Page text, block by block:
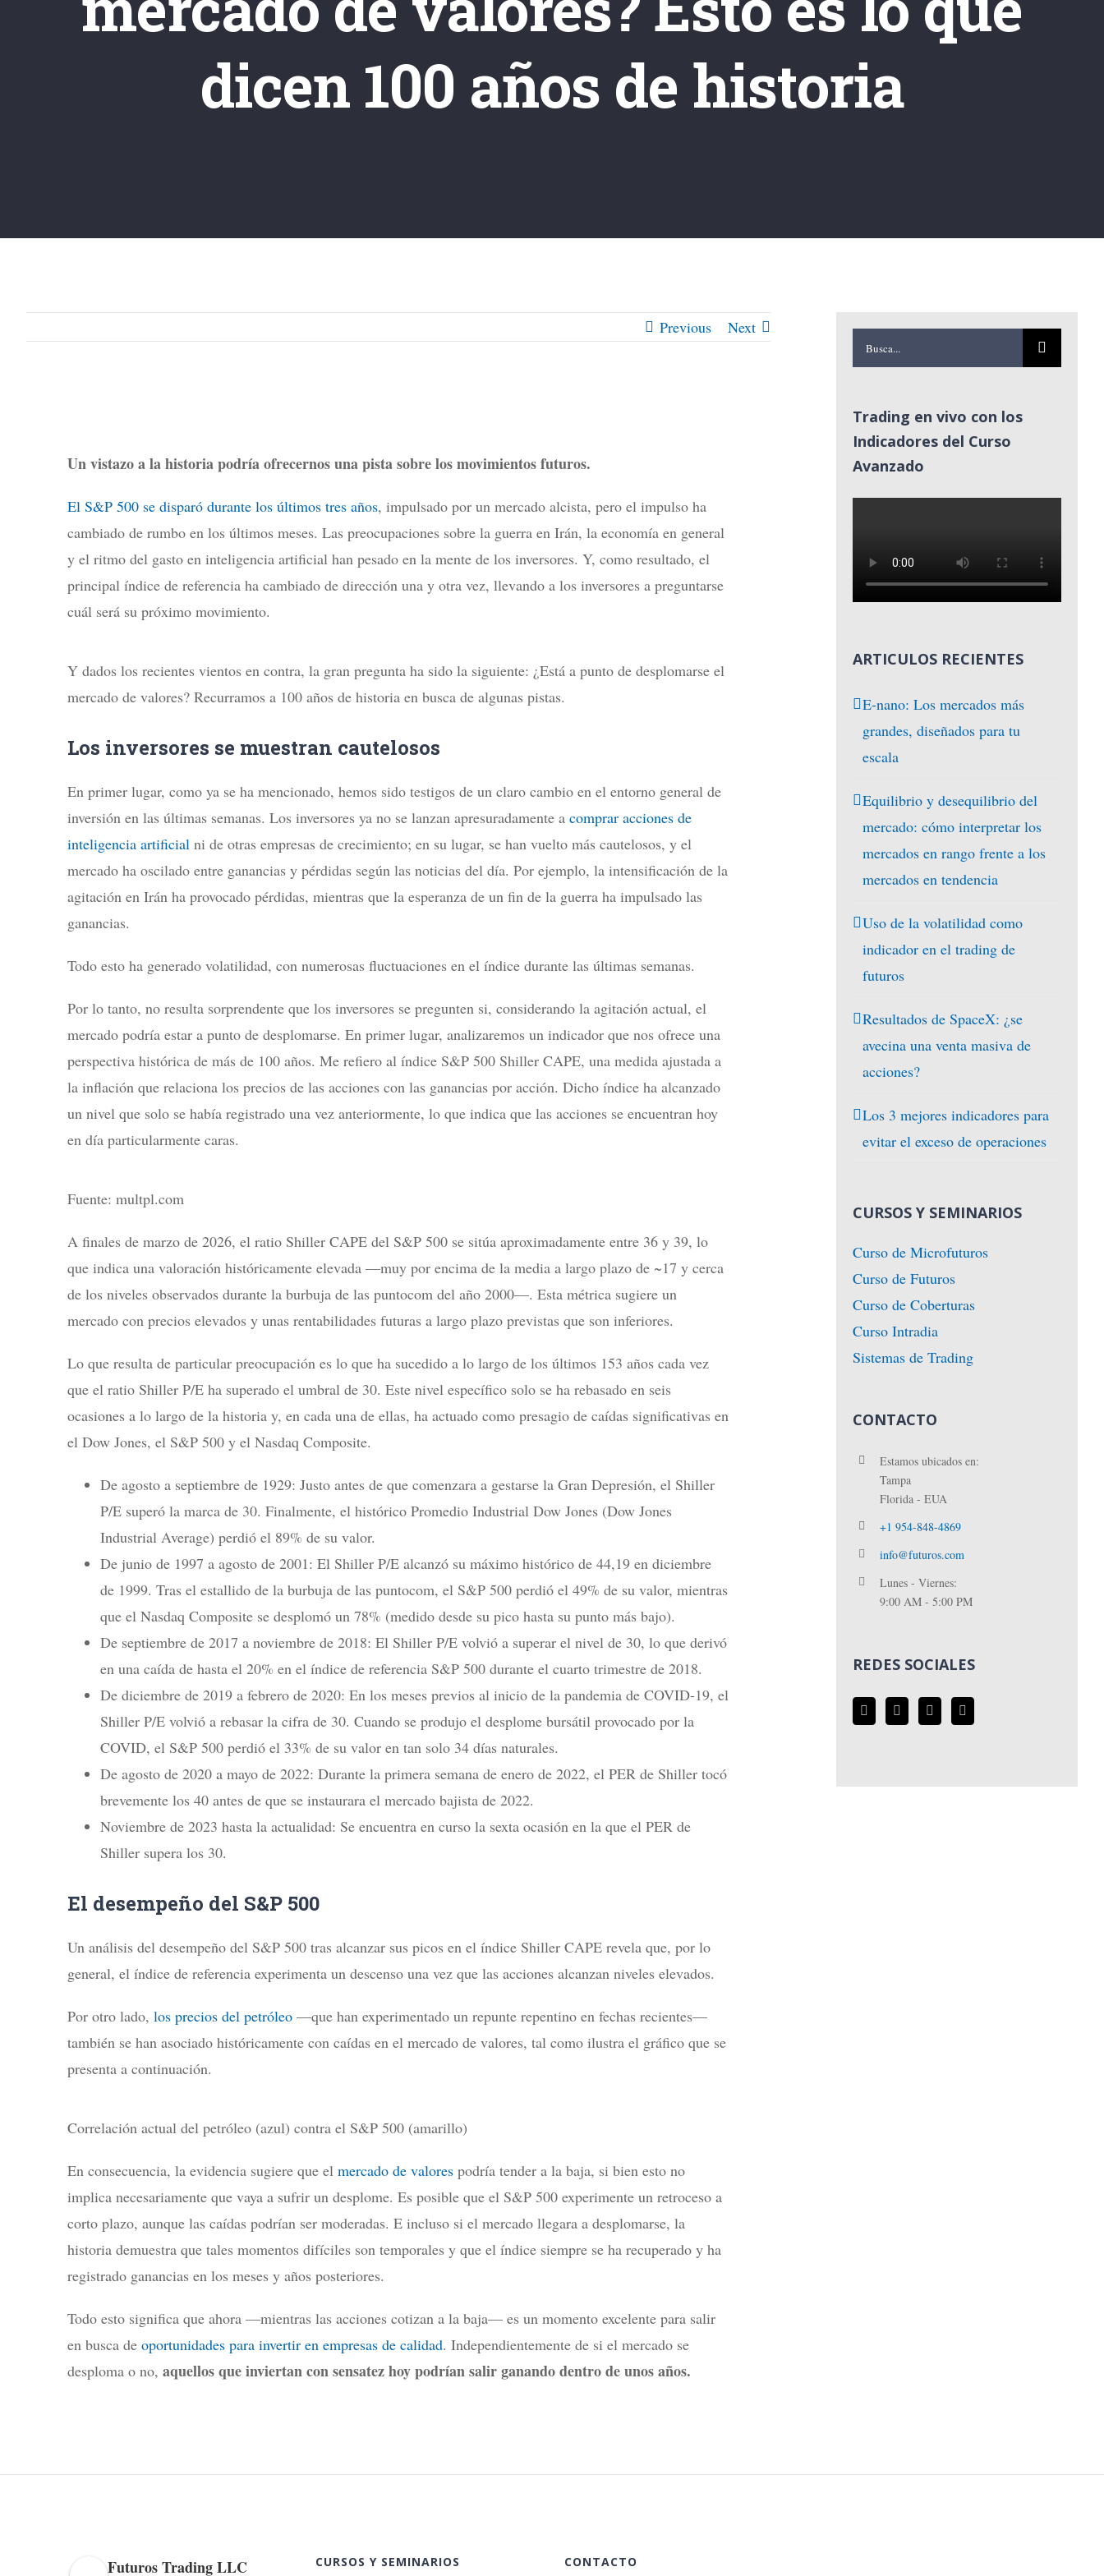
dicen 100 años de historia
Previous Next
Un vistazo a la historia podría ofrecernos una pista sobre los movimientos futuros.
El S&P 500 se disparó durante los últimos tres años, impulsado por un mercado alcista, pero el impulso ha
cambiado de rumbo en los últimos meses. Las preocupaciones sobre la guerra en Irán, la economía en general
y el ritmo del gasto en inteligencia artificial han pesado en la mente de los inversores. Y, como resultado, el
principal índice de referencia ha cambiado de dirección una y otra vez, llevando a los inversores a preguntarse
cuál será su próximo movimiento.
Y dados los recientes vientos en contra, la gran pregunta ha sido la siguiente: ¿Está a punto de desplomarse el
mercado de valores? Recurramos a 100 años de historia en busca de algunas pistas.
Los inversores se muestran cautelosos
En primer lugar, como ya se ha mencionado, hemos sido testigos de un claro cambio en el entorno general de
inversión en las últimas semanas. Los inversores ya no se lanzan apresuradamente a comprar acciones de
inteligencia artificial ni de otras empresas de crecimiento; en su lugar, se han vuelto más cautelosos, y el
mercado ha oscilado entre ganancias y pérdidas según las noticias del día. Por ejemplo, la intensificación de la
agitación en Irán ha provocado pérdidas, mientras que la esperanza de un fin de la guerra ha impulsado las
ganancias.
Todo esto ha generado volatilidad, con numerosas fluctuaciones en el índice durante las últimas semanas.
Por lo tanto, no resulta sorprendente que los inversores se pregunten si, considerando la agitación actual, el
mercado podría estar a punto de desplomarse. En primer lugar, analizaremos un indicador que nos ofrece una
perspectiva histórica de más de 100 años. Me refiero al índice S&P 500 Shiller CAPE, una medida ajustada a
la inflación que relaciona los precios de las acciones con las ganancias por acción. Dicho índice ha alcanzado
un nivel que solo se había registrado una vez anteriormente, lo que indica que las acciones se encuentran hoy
en día particularmente caras.
Fuente: multpl.com
A finales de marzo de 2026, el ratio Shiller CAPE del S&P 500 se sitúa aproximadamente entre 36 y 39, lo
que indica una valoración históricamente elevada —muy por encima de la media a largo plazo de ~17 y cerca
de los niveles observados durante la burbuja de las puntocom del año 2000—. Esta métrica sugiere un
mercado con precios elevados y unas rentabilidades futuras a largo plazo previstas que son inferiores.
Lo que resulta de particular preocupación es lo que ha sucedido a lo largo de los últimos 153 años cada vez
que el ratio Shiller P/E ha superado el umbral de 30. Este nivel específico solo se ha rebasado en seis
ocasiones a lo largo de la historia y, en cada una de ellas, ha actuado como presagio de caídas significativas en
el Dow Jones, el S&P 500 y el Nasdaq Composite.
De agosto a septiembre de 1929: Justo antes de que comenzara a gestarse la Gran Depresión, el Shiller
P/E superó la marca de 30. Finalmente, el histórico Promedio Industrial Dow Jones (Dow Jones
Industrial Average) perdió el 89% de su valor.
De junio de 1997 a agosto de 2001: El Shiller P/E alcanzó su máximo histórico de 44,19 en diciembre
de 1999. Tras el estallido de la burbuja de las puntocom, el S&P 500 perdió el 49% de su valor, mientras
que el Nasdaq Composite se desplomó un 78% (medido desde su pico hasta su punto más bajo).
De septiembre de 2017 a noviembre de 2018: El Shiller P/E volvió a superar el nivel de 30, lo que derivó
en una caída de hasta el 20% en el índice de referencia S&P 500 durante el cuarto trimestre de 2018.
De diciembre de 2019 a febrero de 2020: En los meses previos al inicio de la pandemia de COVID-19, el
Shiller P/E volvió a rebasar la cifra de 30. Cuando se produjo el desplome bursátil provocado por la
COVID, el S&P 500 perdió el 33% de su valor en tan solo 34 días naturales.
De agosto de 2020 a mayo de 2022: Durante la primera semana de enero de 2022, el PER de Shiller tocó
brevemente los 40 antes de que se instaurara el mercado bajista de 2022.
Noviembre de 2023 hasta la actualidad: Se encuentra en curso la sexta ocasión en la que el PER de
Shiller supera los 30.
El desempeño del S&P 500
Un análisis del desempeño del S&P 500 tras alcanzar sus picos en el índice Shiller CAPE revela que, por lo
general, el índice de referencia experimenta un descenso una vez que las acciones alcanzan niveles elevados.
Por otro lado, los precios del petróleo —que han experimentado un repunte repentino en fechas recientes—
también se han asociado históricamente con caídas en el mercado de valores, tal como ilustra el gráfico que se
presenta a continuación.
Correlación actual del petróleo (azul) contra el S&P 500 (amarillo)
En consecuencia, la evidencia sugiere que el mercado de valores podría tender a la baja, si bien esto no
implica necesariamente que vaya a sufrir un desplome. Es posible que el S&P 500 experimente un retroceso a
corto plazo, aunque las caídas podrían ser moderadas. E incluso si el mercado llegara a desplomarse, la
historia demuestra que tales momentos difíciles son temporales y que el índice siempre se ha recuperado y ha
registrado ganancias en los meses y años posteriores.
Todo esto significa que ahora —mientras las acciones cotizan a la baja— es un momento excelente para salir
en busca de oportunidades para invertir en empresas de calidad. Independientemente de si el mercado se
desploma o no, aquellos que inviertan con sensatez hoy podrían salir ganando dentro de unos años.
Buscar:
Trading en vivo con los
Indicadores del Curso
Avanzado
ARTICULOS RECIENTES
E-nano: Los mercados más
grandes, diseñados para tu
escala
Equilibrio y desequilibrio del
mercado: cómo interpretar los
mercados en rango frente a los
mercados en tendencia
Uso de la volatilidad como
indicador en el trading de
futuros
Resultados de SpaceX: ¿se
avecina una venta masiva de
acciones?
Los 3 mejores indicadores para
evitar el exceso de operaciones
CURSOS Y SEMINARIOS
Curso de Microfuturos
Curso de Futuros
Curso de Coberturas
Curso Intradia
Sistemas de Trading
CONTACTO
Estamos ubicados en:
Tampa
Florida - EUA
+1 954-848-4869
info@futuros.com
Lunes - Viernes:
9:00 AM - 5:00 PM
REDES SOCIALES
Futuros Trading LLC CURSOS Y SEMINARIOS CONTACTO